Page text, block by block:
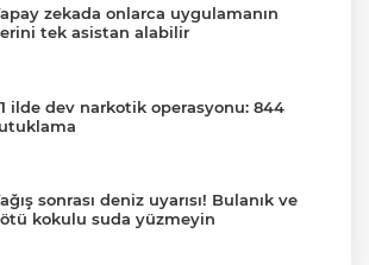
zekada onlarca uygulamanın
tek asistan alabilir
ilde dev narkotik operasyonu: 844
sonrası deniz uyarısı! Bulanık ve
kokulu suda yüzmeyin